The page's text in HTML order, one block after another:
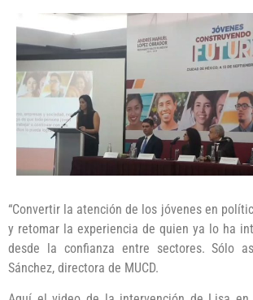
“Convertir la atención de los jóvenes en
y retomar la experiencia de quien ya lo ha
desde la confianza entre sectores. Sólo
Sánchez, directora de MUCD.